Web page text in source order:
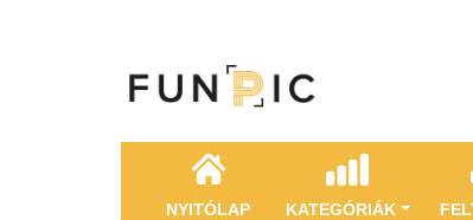
NYITÓLAP KATEGÓRIÁK